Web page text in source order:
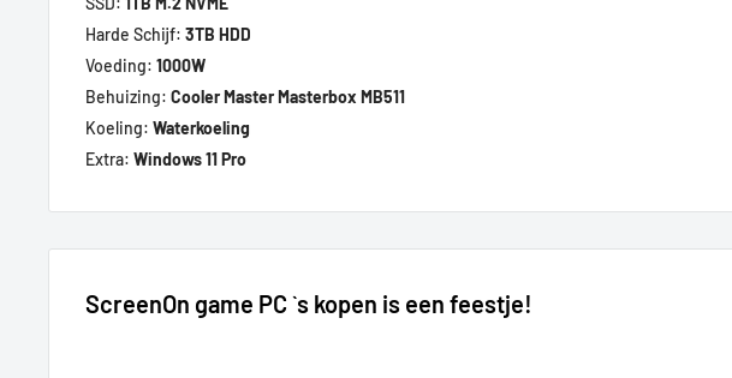
Harde Schijf: 3TB HDD
Voeding: 1000W
Behuizing: Cooler Master Masterbox MB511
Koeling: Waterkoeling
Extra: Windows 11 Pro
ScreenOn game PC `s kopen is een feestje!